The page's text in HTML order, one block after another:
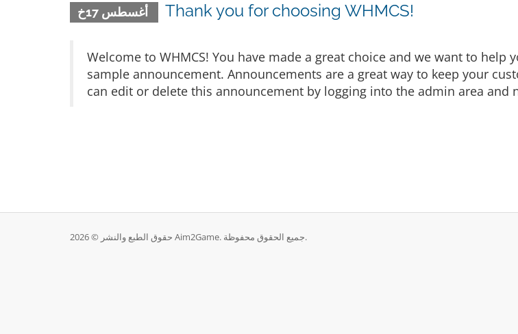
Thank you for choosing WHMCS!
Welcome to WHMCS! You have made a great choice and we want to
sample announcement. Announcements are a great way to keep your
can edit or delete this announcement by logging into the admin area and
حقوق الطبع والنشر © 2026 Aim2Game. جميع الحقوق محفوظة.